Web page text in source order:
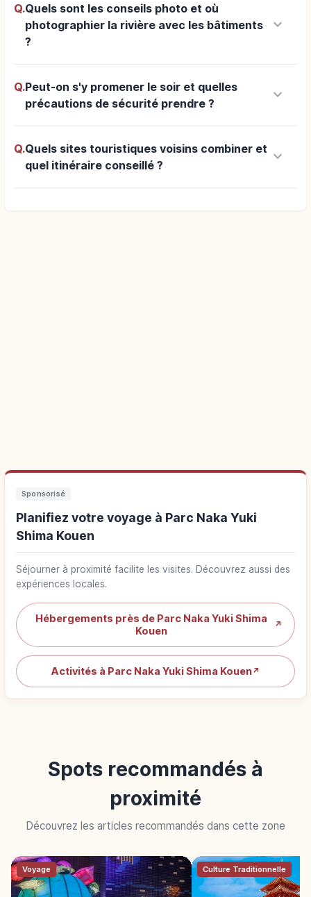
Q.Quels sont les conseils photo et où
photographier la rivière avec les bâtiments
?
keyboard_arrow_down
Q.Peut-on s'y promener le soir et quelles
précautions de sécurité prendre ?
keyboard_arrow_down
Q.Quels sites touristiques voisins combiner et
quel itinéraire conseillé ?
keyboard_arrow_down
Sponsorisé
Planifiez votre voyage à Parc Naka Yuki
Shima Kouen
Séjourner à proximité facilite les visites. Découvrez aussi des
expériences locales.
Hébergements près de Parc Naka Yuki Shima
Kouen
↗
Activités à Parc Naka Yuki Shima Kouen↗
Spots recommandés à
proximité
Découvrez les articles recommandés dans cette zone
Voyage Culture Traditionnelle